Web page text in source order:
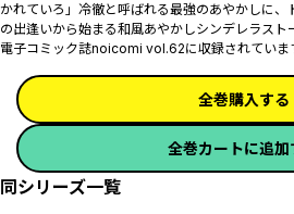
かれていろ」冷徹と呼ばれる最強のあやかしに
の出逢いから始まる和風あやかしシンデレラス
電子コミック誌noicomi vol.62に収録されていま
全巻購入する
全巻カートに追加
同シリーズ一覧